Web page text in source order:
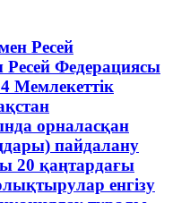
Ресей
Федерациясы
Мемлекеттік
орналасқан
пайдалану
20 қаңтардағы
енгізу